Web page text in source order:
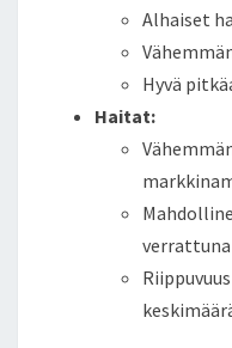
Alhaiset
Hyvä
Haitat: